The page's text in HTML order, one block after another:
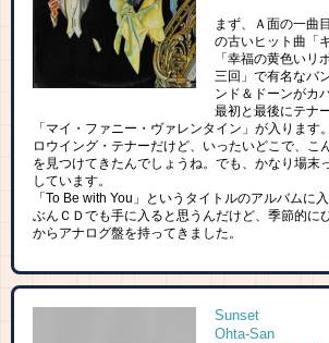
まず、Ａ面の一曲
の古いヒット曲「
「幸福の黄色いリ
三回」で有名なバ
ンド＆ドーンがカ
最初と最後にテナ
「マイ・ファニー・ヴァレンタイン」が入ります
ロウイング・テナーだけど、いったいどこで、こ
を見つけてきたんでしょうね。でも、かなり場末
しています。
「To Be with You」というタイトルのアルバムに
ぶんＣＤでも手に入ると思うんだけど、季節的に
からアナログ盤を持ってきました。
Sunset
Ohta-San